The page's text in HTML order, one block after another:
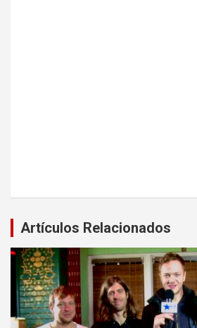
Artículos Relacionados